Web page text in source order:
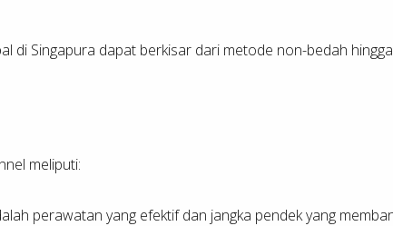
di Singapura dapat berkisar dari metode non-bedah
meliputi:
perawatan yang efektif dan jangka pendek yang